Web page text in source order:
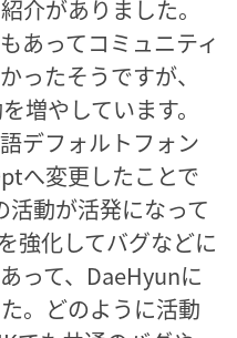
介がありました。
あってコミュニティ
ったそうですが、
増やしています。
デフォルトフォン
へ変更したことで
活動が活発になって
強化してバグなどに
って、DaeHyunに
。どのように活動